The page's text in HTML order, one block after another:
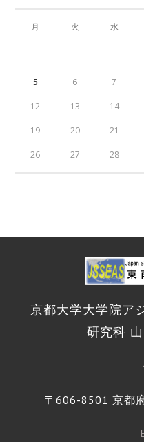
月 火 水
5 6 7
12 13 14
19 20 21
26 27 28
京都大学大学院ア
研究科
〒606-8501 京都